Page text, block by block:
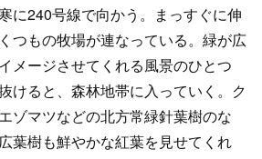
に240号線で向かう。まっすぐに伸
つもの牧場が連なっている。緑が広
メージさせてくれる風景のひとつ
けると、森林地帯に入っていく。ク
ゾマツなどの北方常緑針葉樹のな
葉樹も鮮やかな紅葉を見せてくれ